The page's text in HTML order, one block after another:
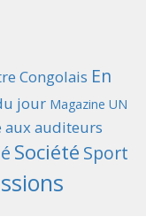
Congolais En
jour Magazine UN
aux auditeurs
Société Sport